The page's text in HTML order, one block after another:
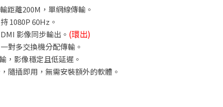
距離200M，單網線傳輸。
1080P 60Hz。
影像同步輸出。 (環出)
對多交換機分配傳輸。
，影像穩定且低延遲。
隨插即用，無需安裝額外的軟體。